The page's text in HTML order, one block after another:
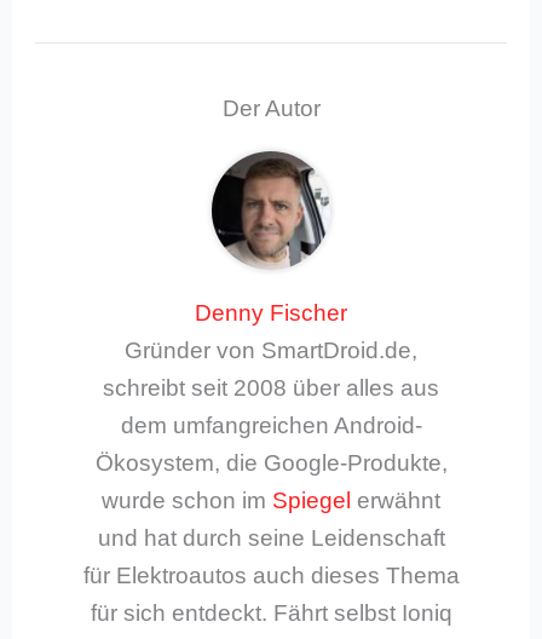
Der Autor
Denny Fischer
Gründer von SmartDroid.de,
schreibt seit 2008 über alles aus
dem umfangreichen Android-
Ökosystem, die Google-Produkte,
wurde schon im Spiegel erwähnt
und hat durch seine Leidenschaft
für Elektroautos auch dieses Thema
für sich entdeckt. Fährt selbst Ioniq